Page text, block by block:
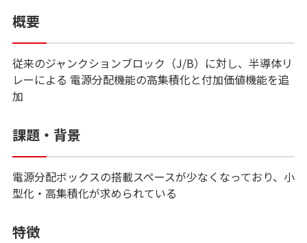
概要
従来のジャンクションブロック（J/B）に対し、半導体リ
レーによる 電源分配機能の高集積化と付加価値機能を追
加
課題・背景
電源分配ボックスの搭載スペースが少なくなっており、小
型化・高集積化が求められている
特徴